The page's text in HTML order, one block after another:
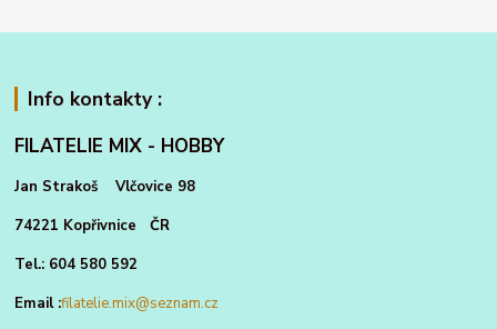
Info kontakty :
FILATELIE MIX - HOBBY
Jan Strakoš Vlčovice 98
74221 Kopřivnice ČR
Tel.: 604 580 592
Email :filatelie.mix@seznam.cz